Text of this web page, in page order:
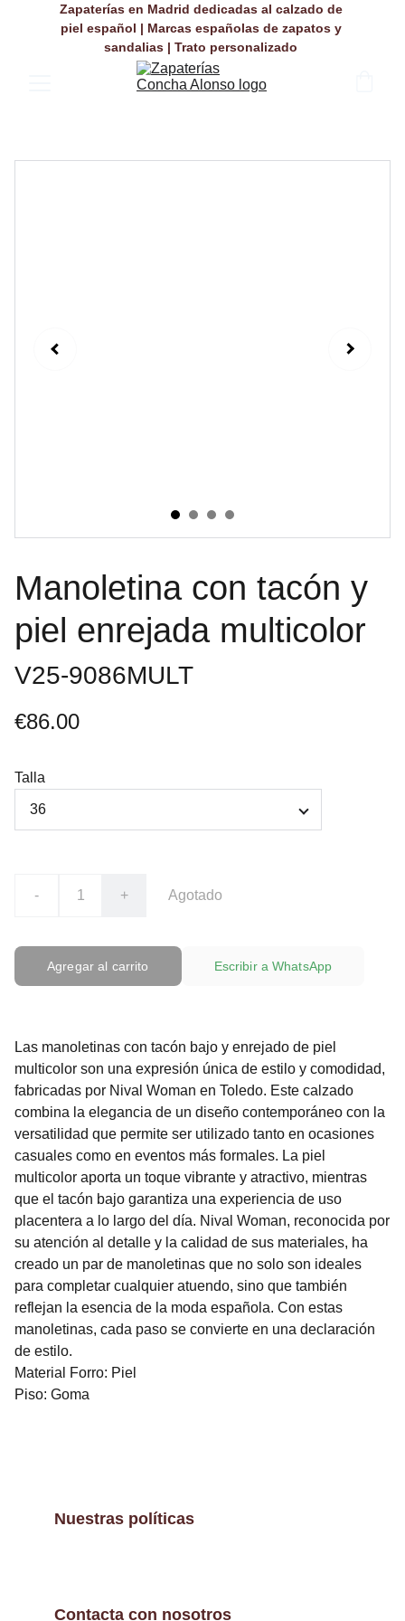
Zapaterías en Madrid dedicadas al calzado de
piel español | Marcas españolas de zapatos y
sandalias | Trato personalizado
Manoletina con tacón y
piel enrejada multicolor
V25-9086MULT
€86.00
Talla
- + Agotado
Agregar al carrito Escribir a WhatsApp
Las manoletinas con tacón bajo y enrejado de piel
multicolor son una expresión única de estilo y comodidad,
fabricadas por Nival Woman en Toledo. Este calzado
combina la elegancia de un diseño contemporáneo con la
versatilidad que permite ser utilizado tanto en ocasiones
casuales como en eventos más formales. La piel
multicolor aporta un toque vibrante y atractivo, mientras
que el tacón bajo garantiza una experiencia de uso
placentera a lo largo del día. Nival Woman, reconocida por
su atención al detalle y la calidad de sus materiales, ha
creado un par de manoletinas que no solo son ideales
para completar cualquier atuendo, sino que también
reflejan la esencia de la moda española. Con estas
manoletinas, cada paso se convierte en una declaración
de estilo.
Material Forro: Piel
Piso: Goma
Contacta con nosotros
Nuestras políticas